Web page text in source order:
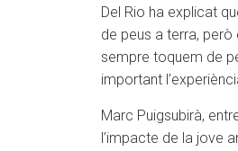
Del Rio ha explicat
de peus a terra,
sempre toquem de
important
Marc Puigsubirà,
l’impacte de la jove